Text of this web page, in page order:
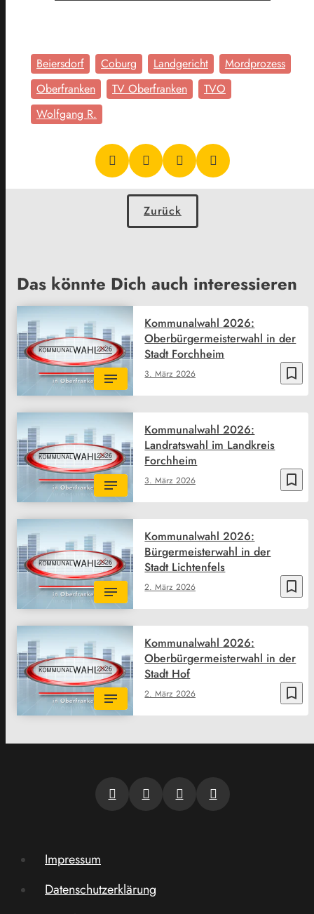
Beiersdorf Coburg Landgericht
Mordprozess
Oberfranken
TV Oberfranken
TVO
Wolfgang R.
Zurück
Das könnte Dich auch interessieren
bookmark_border
3. März 2026
Kommunalwahl 2026:
Oberbürgermeisterwahl in der
Stadt Forchheim
bookmark_border
3. März 2026
Kommunalwahl 2026:
Landratswahl im Landkreis
Forchheim
bookmark_border
2. März 2026
Kommunalwahl 2026:
Bürgermeisterwahl in der
Stadt Lichtenfels
bookmark_border
2. März 2026
Kommunalwahl 2026:
Oberbürgermeisterwahl in der
Stadt Hof
Impressum
Datenschutzerklärung